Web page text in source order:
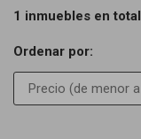
1 inmuebles en total
Ordenar por: